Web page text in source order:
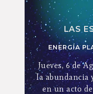
LAS
ENERGÍA
Jueves, 6 de
la abundancia
en un acto